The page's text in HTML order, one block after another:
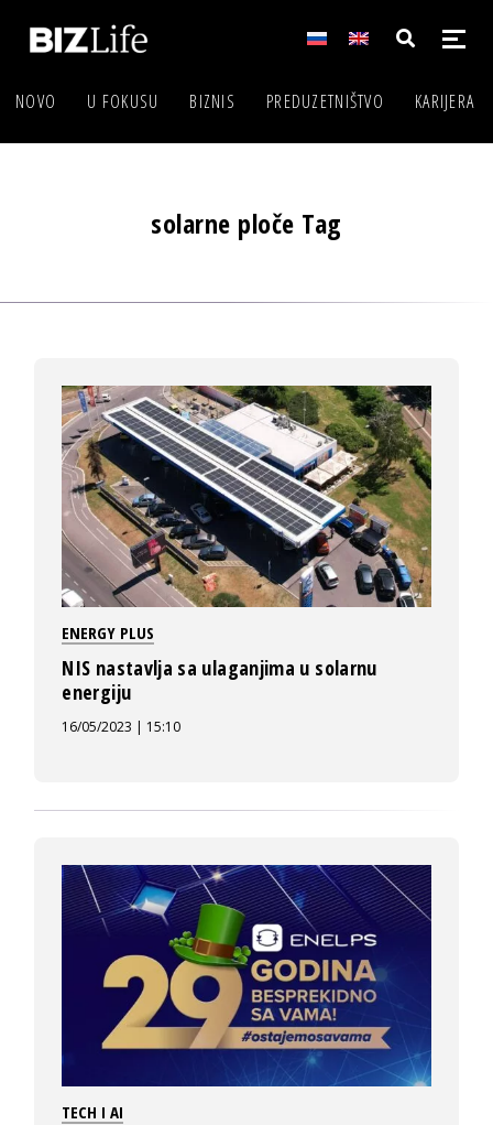
NOVO U FOKUSU BIZNIS PREDUZETNIŠTVO KARIJERA
solarne ploče Tag
ENERGY PLUS
NIS nastavlja sa ulaganjima u solarnu
energiju
16/05/2023 | 15:10
TECH I AI